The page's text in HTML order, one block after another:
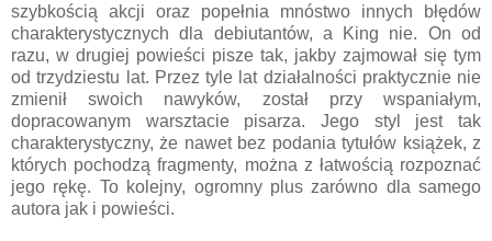
szybkością akcji oraz popełnia mnóstwo innych błędów
charakterystycznych dla debiutantów, a King nie. On od
razu, w drugiej powieści pisze tak, jakby zajmował się tym
od trzydziestu lat. Przez tyle lat działalności praktycznie nie
zmienił swoich nawyków, został przy wspaniałym,
dopracowanym warsztacie pisarza. Jego styl jest tak
charakterystyczny, że nawet bez podania tytułów książek, z
których pochodzą fragmenty, można z łatwością rozpoznać
jego rękę. To kolejny, ogromny plus zarówno dla samego
autora jak i powieści.